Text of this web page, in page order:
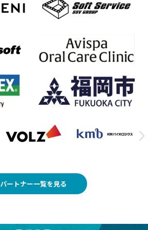
パートナー一覧を見る